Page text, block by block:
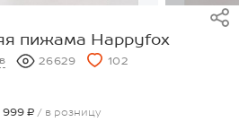
пижама Happyfox
26629 102
999 ₽ / в розницу